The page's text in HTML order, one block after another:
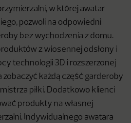
w której awatar
pozwoli na odpowiedni
bez wychodzenia z domu.
z wiosennej odsłony i
technologii 3D i rozszerzonej
zobaczyć każdą część garderoby
piłki. Dodatkowo klienci
produkty na własnej
Indywidualnego awatara